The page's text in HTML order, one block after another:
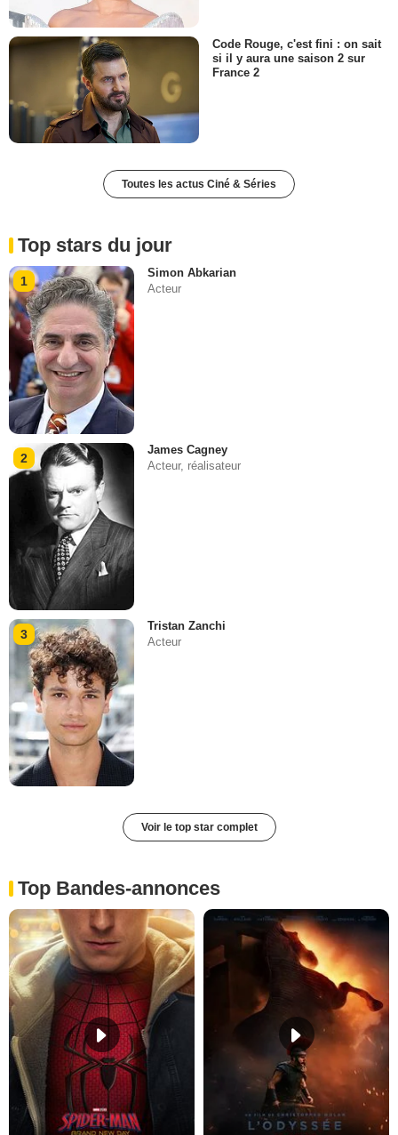
Code Rouge, c'est fini : on sait
si il y aura une saison 2 sur
France 2
Toutes les actus Ciné & Séries
Top stars du jour
1
Simon Abkarian
Acteur
2
James Cagney
Acteur, réalisateur
3
Tristan Zanchi
Acteur
Voir le top star complet
Top Bandes-annonces